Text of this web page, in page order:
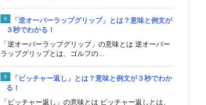
「逆オーバーラップグリップ」とは？意味と例文が
３秒でわかる！
「逆オーバーラップグリップ」の意味とは 逆オーバー
ラップグリップとは、ゴルフの...
「ピッチャー返し」とは？意味と例文が３秒でわか
る！
「ピッチャー返し」の意味とは ピッチャー返しとは、